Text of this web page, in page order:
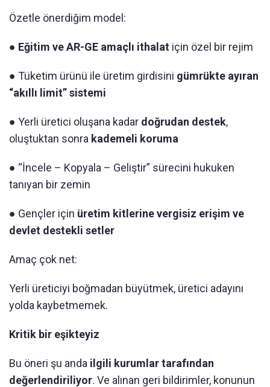
Özetle önerdiğim model:
● Eğitim ve AR-GE amaçlı ithalat için özel bir rejim
● Tüketim ürünü ile üretim girdisini gümrükte ayıran
“akıllı limit” sistemi
● Yerli üretici oluşana kadar doğrudan destek,
oluştuktan sonra kademeli koruma
● “İncele – Kopyala – Geliştir” sürecini hukuken
tanıyan bir zemin
● Gençler için üretim kitlerine vergisiz erişim ve
devlet destekli setler
Amaç çok net:
Yerli üreticiyi boğmadan büyütmek, üretici adayını
yolda kaybetmemek.
Kritik bir eşikteyiz
Bu öneri şu anda ilgili kurumlar tarafından
değerlendiriliyor. Ve alınan geri bildirimler, konunun